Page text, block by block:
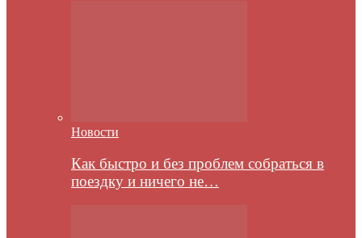
Новости
Как быстро и без проблем собраться в
поездку и ничего не…